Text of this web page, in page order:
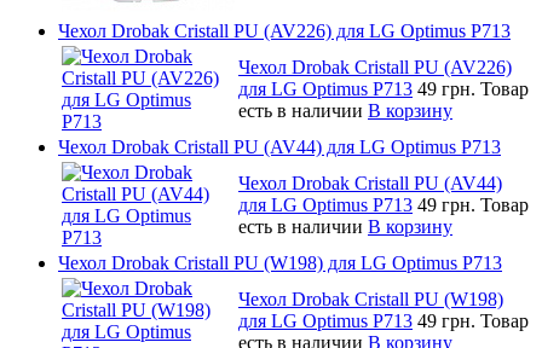
Чехол Drobak Cristall PU (AV226) для LG Optimus P713
Чехол Drobak Cristall PU (AV226)
для LG Optimus P713 49 грн. Товар
есть в наличии В корзину
Чехол Drobak Cristall PU (AV44) для LG Optimus P713
Чехол Drobak Cristall PU (AV44)
для LG Optimus P713 49 грн. Товар
есть в наличии В корзину
Чехол Drobak Cristall PU (W198) для LG Optimus P713
Чехол Drobak Cristall PU (W198)
для LG Optimus P713 49 грн. Товар
есть в наличии В корзину